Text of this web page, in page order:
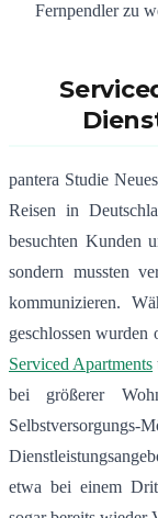
Fernpendler zu
pantera Studie
Reisen in
besuchten Kunden
sondern mussten
kommunizieren.
geschlossen wurden
Serviced Apartments
bei größerer
etwa bei einem